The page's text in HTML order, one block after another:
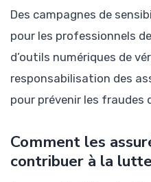
Des campagnes de
pour les professionnels
d’outils numériques de
responsabilisation des
pour prévenir les fraudes
Comment les
contribuer à la